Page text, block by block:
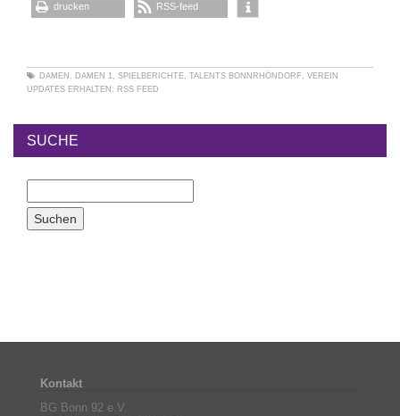
drucken RSS-feed
DAMEN , DAMEN 1, SPIELBERICHTE, TALENTS BONNRHÖNDORF , VEREIN
UPDATES ERHALTEN: RSS FEED
SUCHE
Kontakt
BG Bonn 92 e.V.